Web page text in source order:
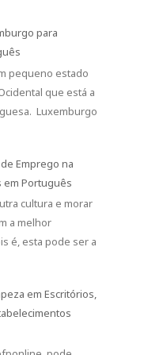
para
pequeno estado
que está a
Luxemburgo
Emprego na
em Português
cultura e morar
a melhor
é, esta pode ser a
em Escritórios,